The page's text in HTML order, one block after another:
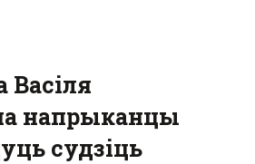
Васіля
напрыканцы
судзіць